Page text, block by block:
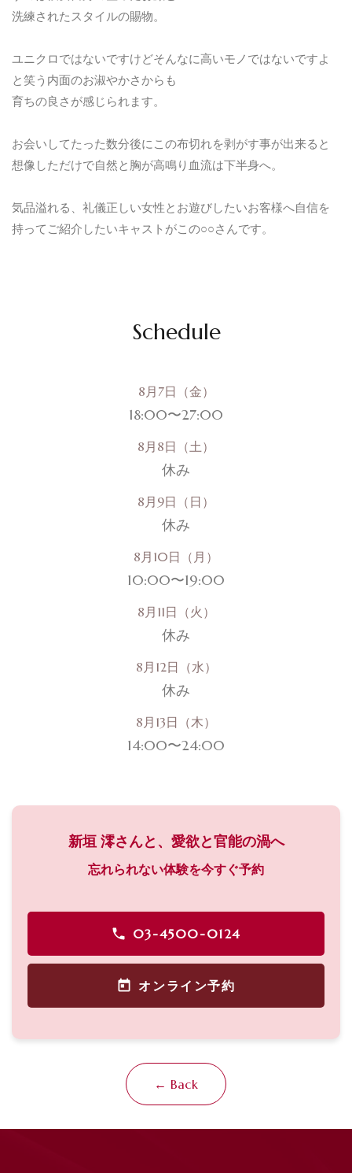
洗練されたスタイルの賜物。
ユニクロではないですけどそんなに高いモノではないですよ
と笑う内面のお淑やかさからも
育ちの良さが感じられます。
お会いしてたった数分後にこの布切れを剥がす事が出来ると
想像しただけで自然と胸が高鳴り血流は下半身へ。
気品溢れる、礼儀正しい女性とお遊びしたいお客様へ自信を
持ってご紹介したいキャストがこの○○さんです。
Schedule
8月7日（金）
18:00〜27:00
8月8日（土）
休み
8月9日（日）
休み
8月10日（月）
10:00〜19:00
8月11日（火）
休み
8月12日（水）
休み
8月13日（木）
14:00〜24:00
新垣 澪さんと、愛欲と官能の渦へ
忘れられない体験を今すぐ予約
03-4500-0124
オンライン予約
← Back